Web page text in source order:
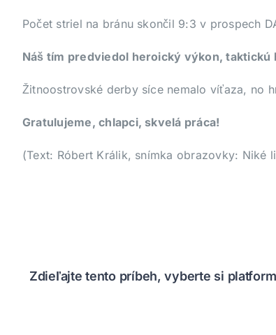
Počet striel na bránu skončil 9:3 v prospech
Náš tím predviedol heroický výkon, taktickú
Žitnoostrovské derby síce nemalo víťaza, no
Gratulujeme, chlapci, skvelá práca!
(Text: Róbert Králik, snímka obrazovky: Niké
Zdieľajte tento príbeh, vyberte si